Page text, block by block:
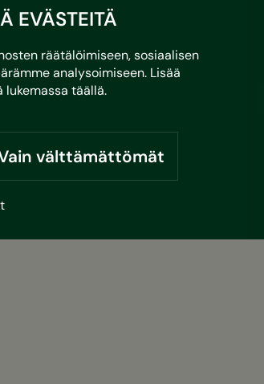
EVÄSTEITÄ
räätälöimiseen, sosiaalisen
analysoimiseen. Lisää
täällä.
välttämättömät